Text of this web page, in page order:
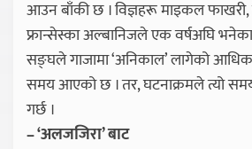
आउन बाँकी छ । विज्ञहरू माइकल फाखरी,
फ्रान्सेस्का अल्बानिजले एक वर्षअघि भनेका
सङ्घले गाजामा ‘अनिकाल’ लागेको
समय आएको छ । तर, घटनाक्रमले त्यो
गर्छ ।
– ‘अलजजिरा’ बाट